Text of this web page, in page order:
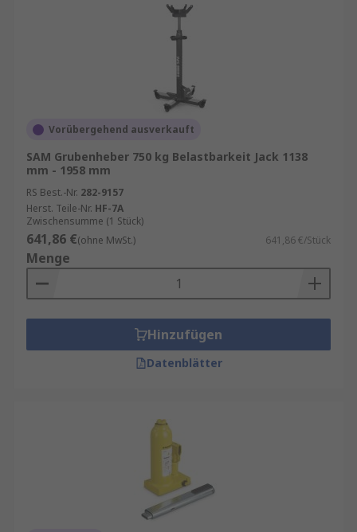
Vorübergehend ausverkauft
SAM Grubenheber 750 kg Belastbarkeit Jack 1138
mm - 1958 mm
RS Best.-Nr. 282-9157
Herst. Teile-Nr. HF-7A
Zwischensumme (1 Stück)
641,86 €(ohne MwSt.) 641,86 €/Stück
Menge
Hinzufügen
Datenblätter